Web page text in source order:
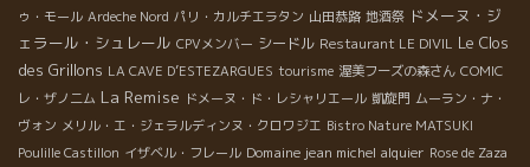
ゥ・モール Ardeche Nord パリ・カルチエラタン 山田恭路 地酒祭 ドメーヌ・ジ
ェラール・シュレール CPVメンバー シードル Restaurant LE DIVIL Le Clos
des Grillons LA CAVE D’ESTEZARGUES tourisme 渥美フーズの森さん COMIC
レ・ザノ二ム La Remise ドメーヌ・ド・レシャリエール 凱旋門 ムーラン・ナ・
ヴォン メリル・エ・ジェラルディンヌ・クロワジエ Bistro Nature MATSUKI
Poulille Castillon イザベル・フレール Domaine jean michel alquier Rose de Zaza